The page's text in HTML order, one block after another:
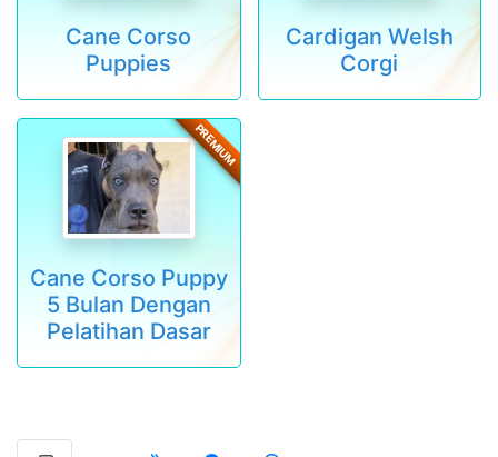
Cane Corso
Puppies
Cardigan Welsh
Corgi
PREMIUM
Cane Corso Puppy
5 Bulan Dengan
Pelatihan Dasar